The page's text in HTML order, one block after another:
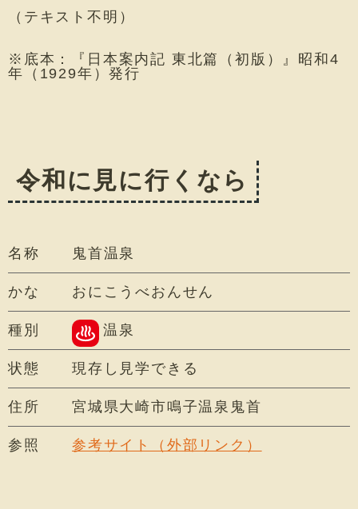
（テキスト不明）
※底本：『日本案内記 東北篇（初版）』昭和4
年（1929年）発行
令和に見に行くなら
名称 鬼首温泉
かな おにこうべおんせん
種別 温泉
状態 現存し見学できる
住所 宮城県大崎市鳴子温泉鬼首
参照 参考サイト（外部リンク）